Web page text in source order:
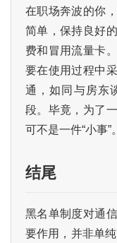
在职场奔波的你
简单，保持良好
费和冒用流量卡
要在使用过程中
通，如同与房东
段。毕竟，为了
可不是一件“小事”。
结尾
黑名单制度对通
要作用，并非单纯